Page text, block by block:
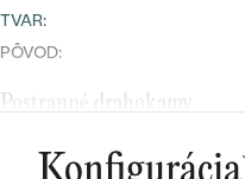
TVAR:
PÔVOD:
Postranné drahokamy
DRUH: